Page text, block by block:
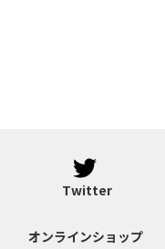
Twitter
オンラインショップ